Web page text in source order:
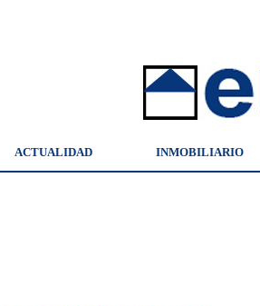
ACTUALIDAD INMOBILIARIO